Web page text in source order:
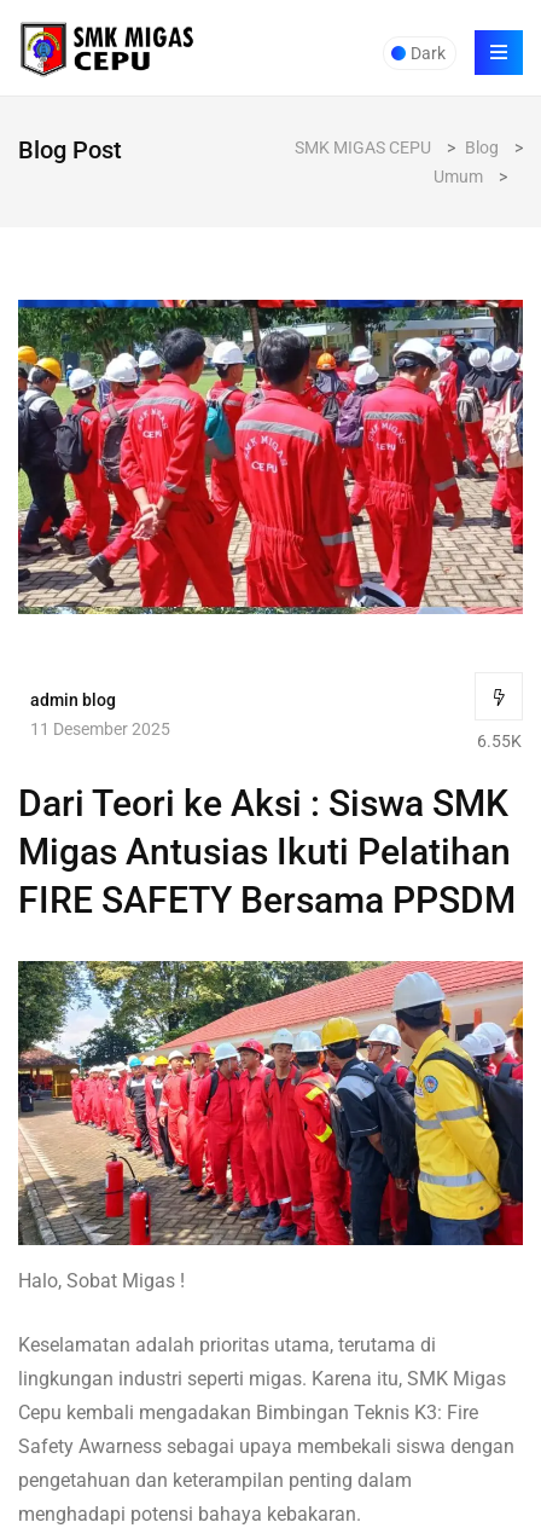
Dark
Blog Post SMK MIGAS CEPU > Blog
>
Umum
>
admin blog
11 Desember 2025
6.55K
Dari Teori ke Aksi : Siswa SMK
Migas Antusias Ikuti Pelatihan
FIRE SAFETY Bersama PPSDM
Halo, Sobat Migas !
Keselamatan adalah prioritas utama, terutama di
lingkungan industri seperti migas. Karena itu, SMK Migas
Cepu kembali mengadakan Bimbingan Teknis K3: Fire
Safety Awarness sebagai upaya membekali siswa dengan
pengetahuan dan keterampilan penting dalam
menghadapi potensi bahaya kebakaran.